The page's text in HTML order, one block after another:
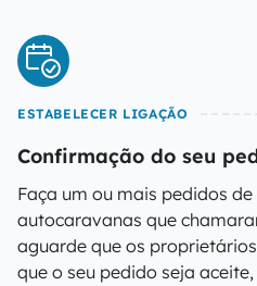
ESTABELECER LIGAÇÃO
Confirmação do seu
Faça um ou mais pedidos
autocaravanas que
aguarde que os
que o seu pedido seja